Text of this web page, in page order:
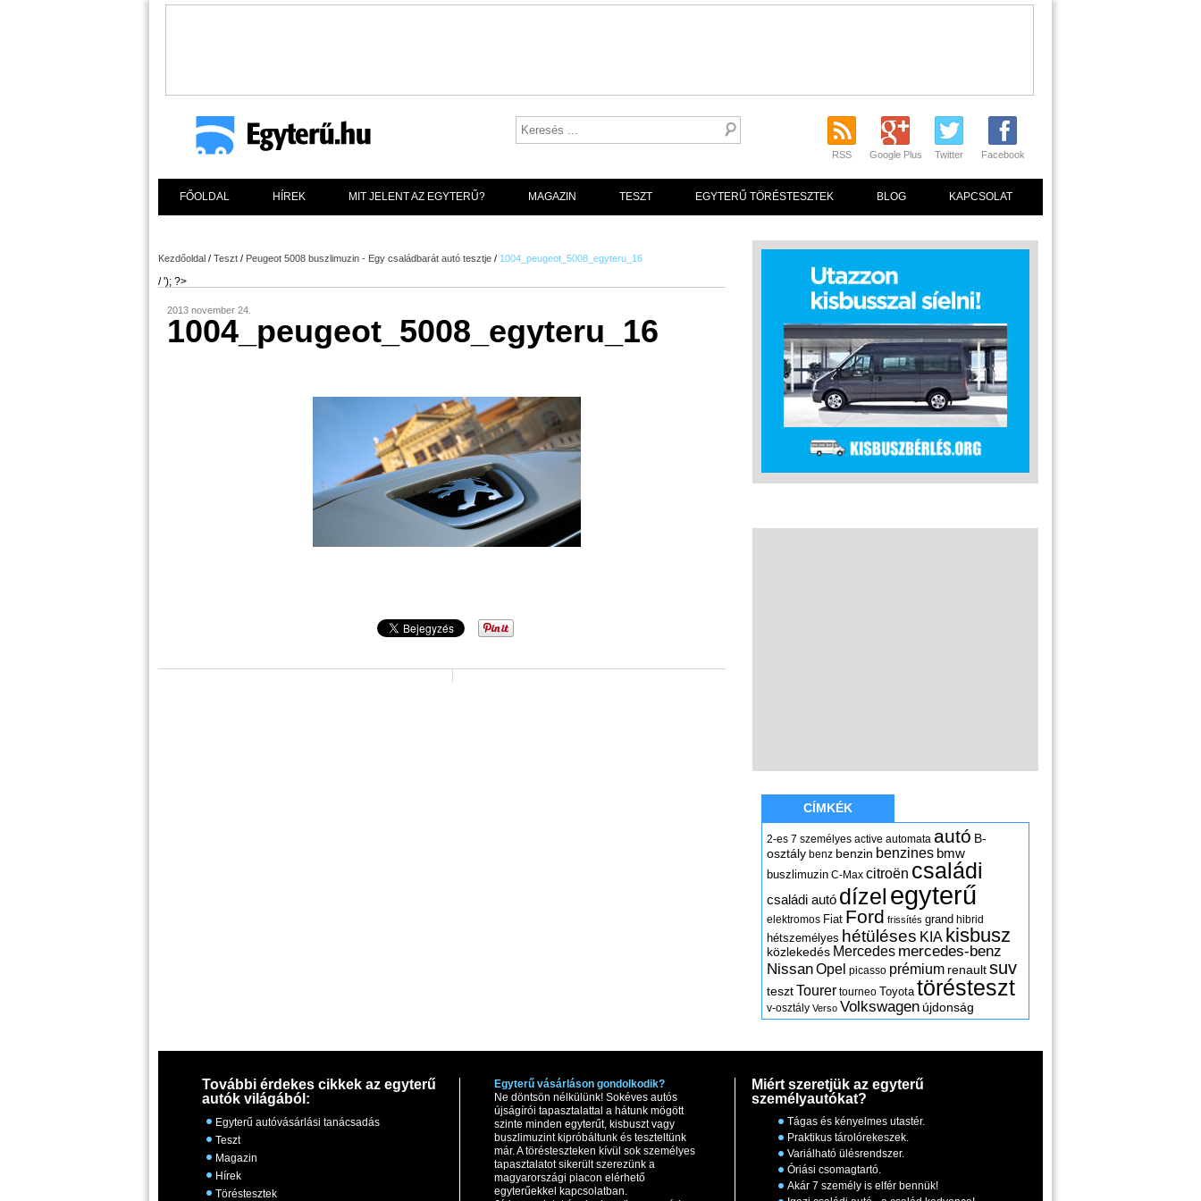
RSS Google Plus Twitter Facebook
FŐOLDAL HÍREK MIT JELENT AZ EGYTERŰ? MAGAZIN TESZT EGYTERŰ TÖRÉSTESZTEK BLOG KAPCSOLAT
Kezdőoldal / Teszt / Peugeot 5008 buszlimuzin - Egy családbarát autó tesztje / 1004_peugeot_5008_egyteru_16
/ '); ?>
2013 november 24.
1004_peugeot_5008_egyteru_16
CÍMKÉK
2-es 7 személyes active automata autó B-
osztály benz benzin benzines bmw
buszlimuzin C-Max citroën családi
családi autó dízel egyterű
elektromos Fiat Ford frissítés grand hibrid
hétszemélyes hétüléses KIA kisbusz
közlekedés Mercedes mercedes-benz
NissanOpel picasso prémium renaultsuv
tesztTourer tourneo Toyota törésteszt
v-osztály Verso Volkswagen újdonság
További érdekes cikkek az egyterű
autók világából:
Egyterű autóvásárlási tanácsadás
Teszt
Magazin
Hírek
Töréstesztek
Egyterű vásárláson gondolkodik?
Ne döntsön nélkülünk! Sokéves autós
újságírói tapasztalattal a hátunk mögött
szinte minden egyterűt, kisbuszt vagy
buszlimuzint kipróbáltunk és teszteltünk
már. A törésteszteken kívül sok személyes
tapasztalatot sikerült szerezünk a
magyarországi piacon elérhető
egyterűekkel kapcsolatban.
Miért szeretjük az egyterű
személyautókat?
Tágas és kényelmes utastér.
Praktikus tárolórekeszek.
Variálható ülésrendszer.
Óriási csomagtartó.
Akár 7 személy is elfér bennük!